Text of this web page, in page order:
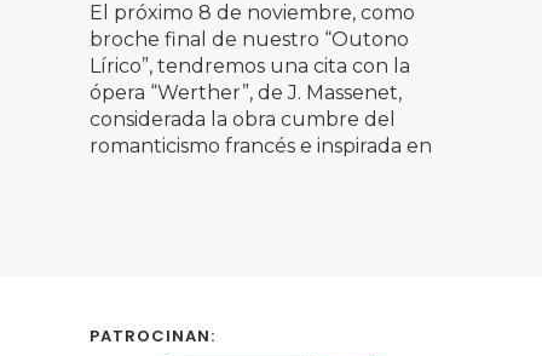
El próximo 8 de noviembre, como
broche final de nuestro “Outono
Lírico”, tendremos una cita con la
ópera “Werther”, de J. Massenet,
considerada la obra cumbre del
romanticismo francés e inspirada en
PATROCINAN: